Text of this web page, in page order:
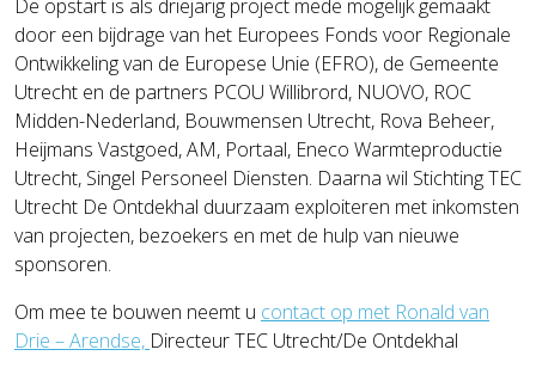
De opstart is als driejarig project mede mogelijk gemaakt
door een bijdrage van het Europees Fonds voor Regionale
Ontwikkeling van de Europese Unie (EFRO), de Gemeente
Utrecht en de partners PCOU Willibrord, NUOVO, ROC
Midden-Nederland, Bouwmensen Utrecht, Rova Beheer,
Heijmans Vastgoed, AM, Portaal, Eneco Warmteproductie
Utrecht, Singel Personeel Diensten. Daarna wil Stichting TEC
Utrecht De Ontdekhal duurzaam exploiteren met inkomsten
van projecten, bezoekers en met de hulp van nieuwe
sponsoren.
Om mee te bouwen neemt u contact op met Ronald van
Drie – Arendse, Directeur TEC Utrecht/De Ontdekhal